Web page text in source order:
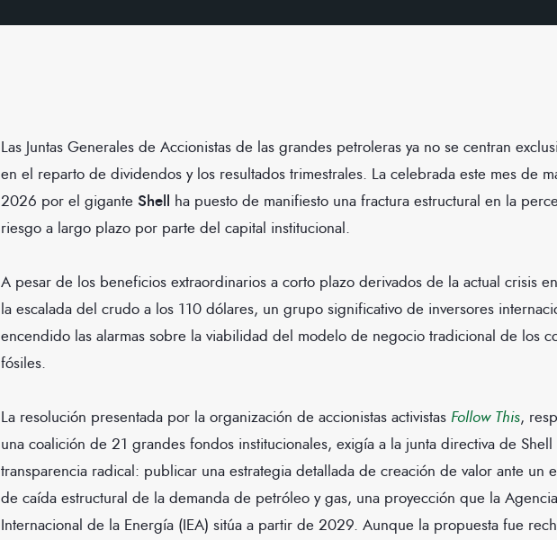
Las Juntas Generales de Accionistas de las grandes petroleras ya no se centran
en el reparto de dividendos y los resultados trimestrales. La celebrada este mes de
2026 por el gigante Shell ha puesto de manifiesto una fractura estructural en la
riesgo a largo plazo por parte del capital institucional.
A pesar de los beneficios extraordinarios a corto plazo derivados de la actual crisis
la escalada del crudo a los 110 dólares, un grupo significativo de inversores
encendido las alarmas sobre la viabilidad del modelo de negocio tradicional de los
fósiles.
La resolución presentada por la organización de accionistas activistas Follow This,
una coalición de 21 grandes fondos institucionales, exigía a la junta directiva de Shell
transparencia radical: publicar una estrategia detallada de creación de valor ante un
de caída estructural de la demanda de petróleo y gas, una proyección que la Agencia
Internacional de la Energía (IEA) sitúa a partir de 2029. Aunque la propuesta fue